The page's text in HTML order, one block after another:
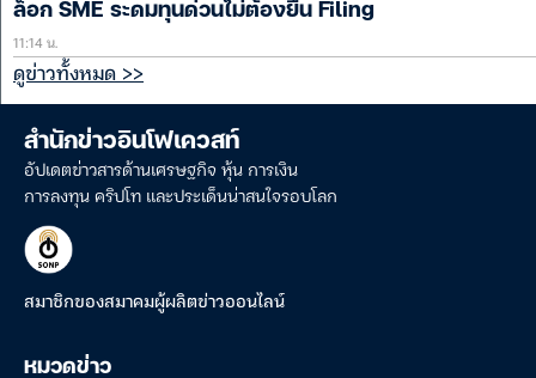
ล็อก SME ระดมทุนด่วนไม่ต้องยื่น Filing
11:14 น.
ดูข่าวทั้งหมด >>
สำนักข่าวอินโฟเควสท์
อัปเดตข่าวสารด้านเศรษฐกิจ หุ้น การเงิน
การลงทุน คริปโท และประเด็นน่าสนใจรอบโลก
สมาชิกของสมาคมผู้ผลิตข่าวออนไลน์
หมวดข่าว